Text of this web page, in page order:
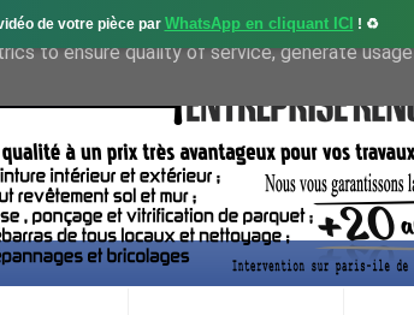
de votre pièce par WhatsApp en cliquant ICI ! ♻️
traffic. Your IP address and user-agent
to ensure quality of service, generate usage